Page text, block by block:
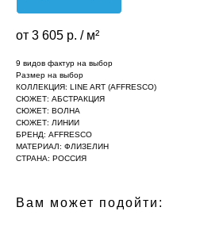
от 3 605 р. / м²
9 видов фактур на выбор
Размер на выбор
КОЛЛЕКЦИЯ: LINE ART (AFFRESCO)
СЮЖЕТ: АБСТРАКЦИЯ
СЮЖЕТ: ВОЛНА
СЮЖЕТ: ЛИНИИ
БРЕНД: AFFRESCO
МАТЕРИАЛ: ФЛИЗЕЛИН
СТРАНА: РОССИЯ
Вам может подойти: